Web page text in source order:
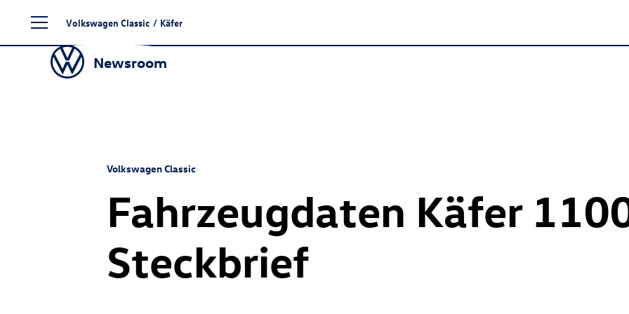
Seiteninhalt
springen
Volkswagen Classic / Käfer
Newsroom
Volkswagen Classic
Fahrzeugdaten Käfer
Steckbrief